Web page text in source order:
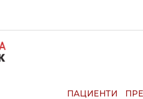
CALL CENTER: 13090
ПАЦИЕНТИ